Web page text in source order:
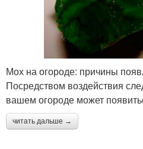
Мох на огороде: причины
Посредством воздействия
вашем огороде может
читать дальше →